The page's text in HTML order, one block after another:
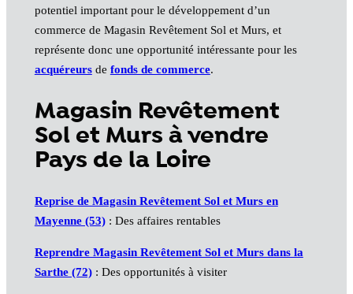
potentiel important pour le développement d’un
commerce de Magasin Revêtement Sol et Murs, et
représente donc une opportunité intéressante pour les
acquéreursde fonds de commerce.
Magasin Revêtement
Sol et Murs à vendre
Pays de la Loire
Reprise de Magasin Revêtement Sol et Murs en
Mayenne (53): Des affaires rentables
Reprendre Magasin Revêtement Sol et Murs dans la
Sarthe (72): Des opportunités à visiter